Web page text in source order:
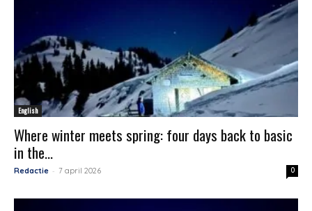
English
Where winter meets spring: four days back to basic
in the...
Redactie - 7 april 2026 0